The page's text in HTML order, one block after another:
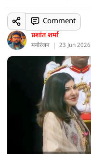
प्रशांत शर्मा
मनोरंजन 23 Jun 2026
Comment